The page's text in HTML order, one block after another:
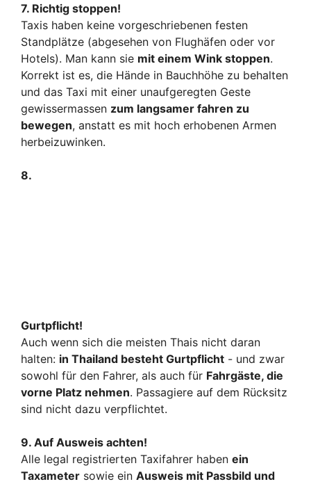
7. Richtig stoppen!
Taxis haben keine vorgeschriebenen festen
Standplätze (abgesehen von Flughäfen oder vor
Hotels). Man kann sie mit einem Wink stoppen.
Korrekt ist es, die Hände in Bauchhöhe zu behalten
und das Taxi mit einer unaufgeregten Geste
gewissermassen zum langsamer fahren zu
bewegen, anstatt es mit hoch erhobenen Armen
herbeizuwinken.
8.
Gurtpflicht!
Auch wenn sich die meisten Thais nicht daran
halten: in Thailand besteht Gurtpflicht - und zwar
sowohl für den Fahrer, als auch für Fahrgäste, die
vorne Platz nehmen. Passagiere auf dem Rücksitz
sind nicht dazu verpflichtet.
9. Auf Ausweis achten!
Alle legal registrierten Taxifahrer haben ein
Taxameter sowie ein Ausweis mit Passbild und